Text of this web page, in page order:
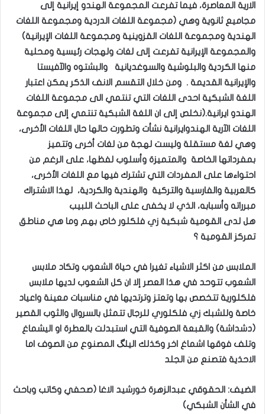
الارية المعاصرة، فيما تفرعت المجموعة الهندو إيرانية إلى
مجاميع ثانوية وهي (مجموعة اللغات الدردية ومجموعة اللغات
الهندية ومجموعة اللغات القزوينية ومجموعة اللغات الإيرانية)
والمجموعة الإيرانية تفرعت إلى لغات ولهجات رئيسية ومحلية
منها الكردية والبلوشية والسوغديانية والبشتوه والآفيستا
والإيرانية القديمة . ومن خلال التقسم الانف الذكر يمكن اعتبار
اللغة الشبكية احدى اللغات التي تنتمي الى مجموعة اللغات
الهندو ايرانية.(نخلص إلى ان اللغة الشبكية تنتمي إلى مجموعة
اللغات الآرية الهندوايرانية نشأت وتطورت حالها حال اللغات الأخرى،
وهي لغة مستقلة وليست لهجة من لغات أخرى وتتميز
بمفرداتها الخاصة والمتميزة وأسلوب لفظها، على الرغم من
احتواءها على المفردات التي تشترك فيها مع اللغات الأخرى،
كالعربية والفارسية والتركية والهندية والكردية، لهذا الاشتراك
مبرراته وأسبابه، الذي لا يخفى على الباحث اللبيب
هل لدى القومية شبكية زي فلكلور خاص بهم وما هي مناطق
تمركز القومية ؟
الملابس من اكثر الاشياء تغيرا في حياة الشعوب وتكاد ملابس
الشعوب تتوحد في هذا العصر إلا ان كل الشعوب لديها ملابس
فلكلورية تتخصص بها وتعتز وترتديها في مناسبات معينة واعياد
خاصة وللشبك زي فلكلوري للرجال تتمثل بالسروال والثوب القصير
(دشداشة) والقبعة الصوفية التي استبدلت بالعطرة او اليشماغ
وتلف فوقها اشماغ اخر وكذلك اليلگ المصنوع من الصوف اما
الاحذية فتصنع من الجلد
الضيف: الحقوقي عبدالزهرة خورشيد الاغا (صحفي وكاتب وباحث
في الشأن الشبكي)